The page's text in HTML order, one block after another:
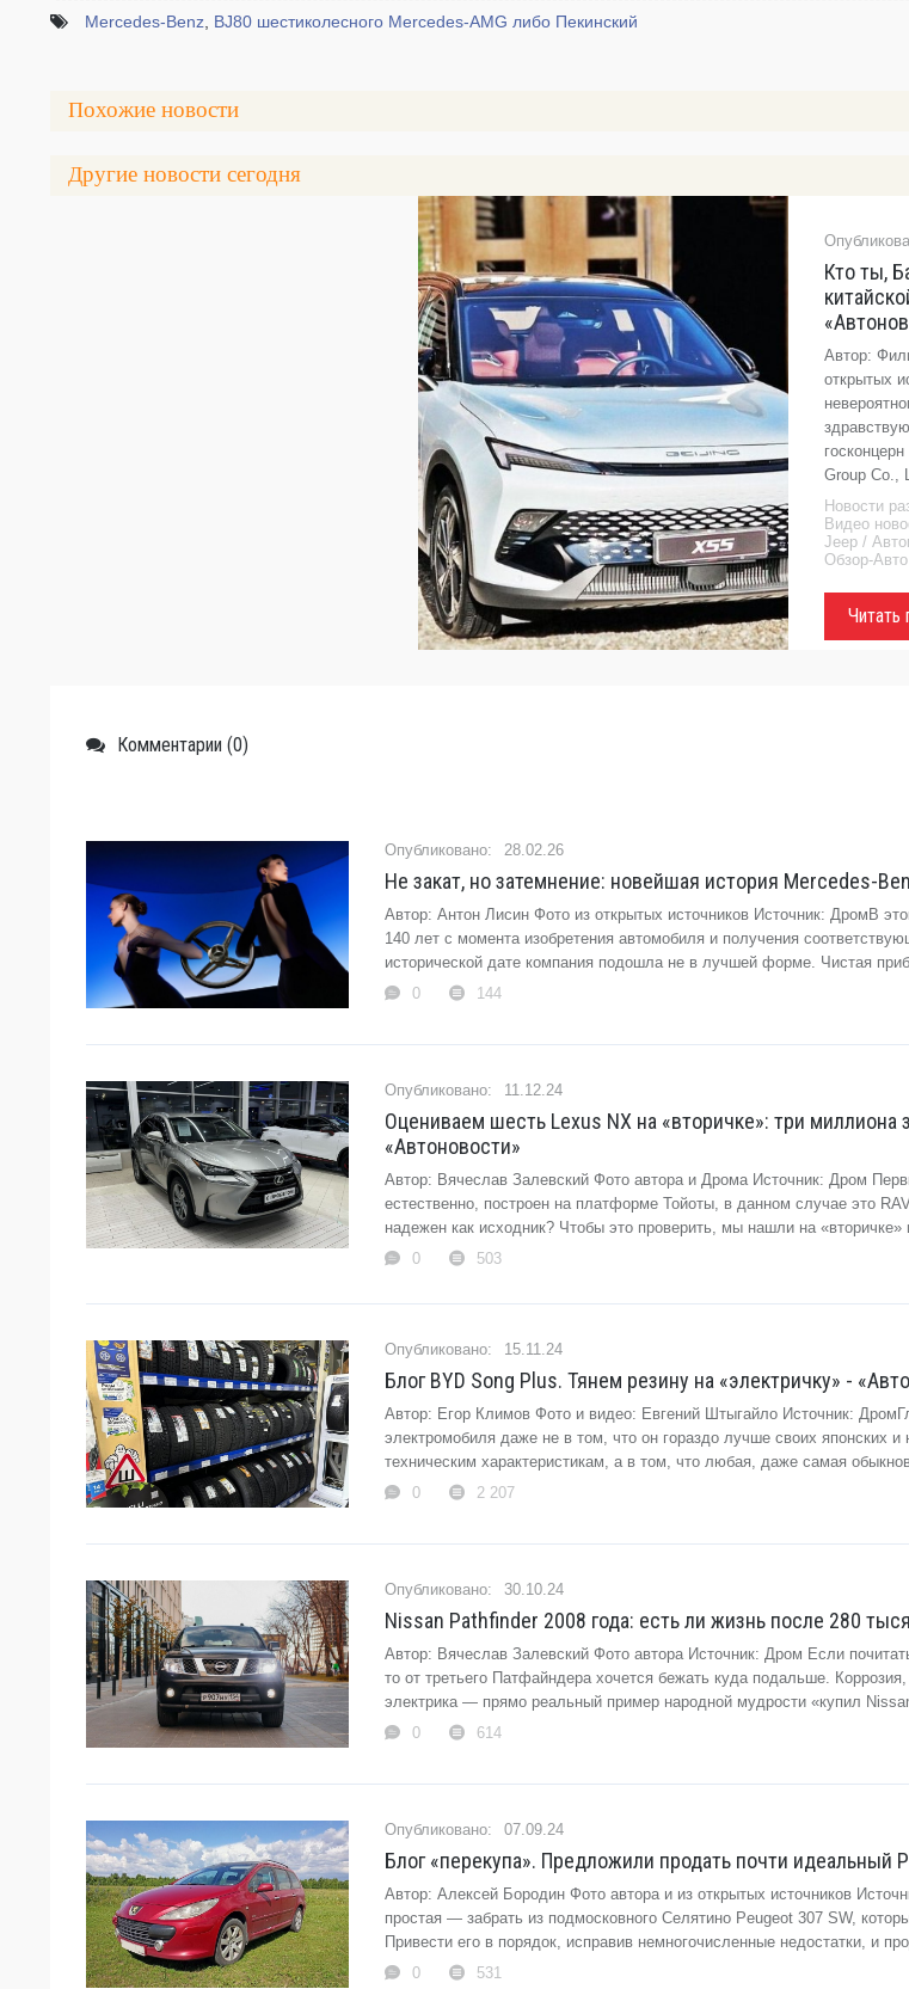
Mercedes-Benz BJ80 шестиколесного Mercedes-AMG либо Пекинский
Похожие новости
Другие новости сегодня
Кто ты,
Автор:
открытых
Group Co.,
Новости
Видео
Jeep /
Обзор-
Читать
Комментарии (0)
28.02.26
Не закат, но затемнение: новейшая история Mercedes-
Автор: Антон Лисин Фото из открытых источников Источник: ДромВ
140 лет с момента изобретения автомобиля и получения
исторической дате компания подошла не в лучшей форме. Чистая
0
144
11.12.24
Оцениваем шесть Lexus NX на «вторичке»: три миллиона
«Автоновости»
Автор: Вячеслав Залевский Фото автора и Дрома Источник: Дром
естественно, построен на платформе Тойоты, в данном случае это
надежен как исходник? Чтобы это проверить, мы нашли на «вторичке»
0
503
15.11.24
Блог BYD Song Plus. Тянем резину на «электричку» -
Автор: Егор Климов Фото и видео: Евгений Штыгайло Источник:
электромобиля даже не в том, что он гораздо лучше своих японских и
техническим характеристикам, а в том, что любая, даже самая
0
2 207
30.10.24
Nissan Pathfinder 2008 года: есть ли жизнь после 280
Автор: Вячеслав Залевский Фото автора Источник: Дром Если
то от третьего Патфайндера хочется бежать куда подальше.
электрика — прямо реальный пример народной мудрости «купил
0
614
07.09.24
Блог «перекупа». Предложили продать почти идеальный
Автор: Алексей Бородин Фото автора и из открытых источников
простая — забрать из подмосковного Селятино Peugeot 307 SW,
Привести его в порядок, исправив немногочисленные недостатки, и
0
531